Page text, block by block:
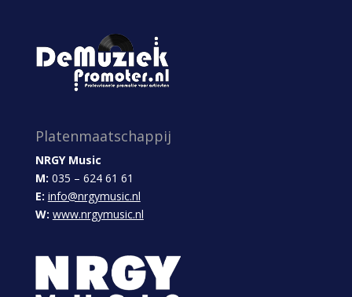
Platenmaatschappij
NRGY Music
M: 035 – 624 61 61
E: info@nrgymusic.nl
W: www.nrgymusic.nl